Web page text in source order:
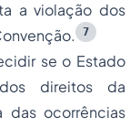
a violação dos
7
se o Estado
direitos da
das ocorrências